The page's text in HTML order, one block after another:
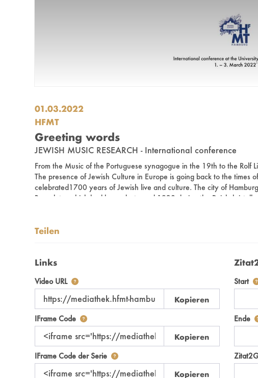
01.03.2022
HFMT
Greeting words
JEWISH MUSIC RESEARCH - International conference
From the Music of the Portuguese synagogue in the 19th to the Rolf
The presence of Jewish Culture in Europe is going back to the times
celebrated1700 years of Jewish live and culture. The city of
Bornplatz, which had been destroyed 1938 during the
+ + +
Teilen
Links
Video URL Der Link zu diesem Video
Kopieren
IFrame Code Nutzen Sie diesen Code, um das Video mit dem
Kopieren
IFrame Code der Serie Nutzen Sie diesen Code, um das Video und
Kopieren
Start
Ende